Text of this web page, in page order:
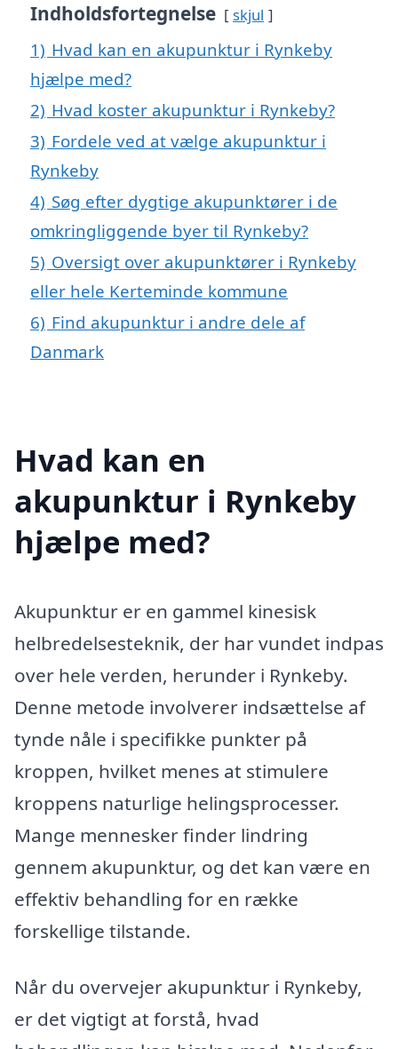
Indholdsfortegnelse skjul
1) Hvad kan en akupunktur i Rynkeby
hjælpe med?
2) Hvad koster akupunktur i Rynkeby?
3) Fordele ved at vælge akupunktur i
Rynkeby
4) Søg efter dygtige akupunktører i de
omkringliggende byer til Rynkeby?
5) Oversigt over akupunktører i Rynkeby
eller hele Kerteminde kommune
6) Find akupunktur i andre dele af
Danmark
Hvad kan en
akupunktur i Rynkeby
hjælpe med?
Akupunktur er en gammel kinesisk
helbredelsesteknik, der har vundet indpas
over hele verden, herunder i Rynkeby.
Denne metode involverer indsættelse af
tynde nåle i specifikke punkter på
kroppen, hvilket menes at stimulere
kroppens naturlige helingsprocesser.
Mange mennesker finder lindring
gennem akupunktur, og det kan være en
effektiv behandling for en række
forskellige tilstande.
Når du overvejer akupunktur i Rynkeby,
er det vigtigt at forstå, hvad